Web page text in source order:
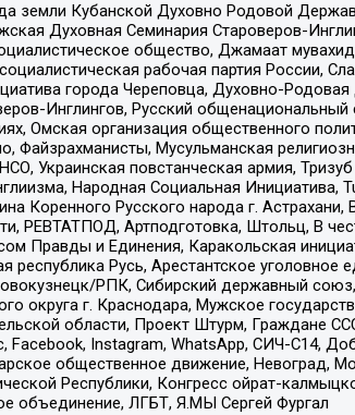
земли Кубанской Духовно Родовой
Духовная Семинария Староверов-
общество, Джамаат
рабочая партия России,
города Череповца, Духовно-
Инглингов, Русский
Омская организация общественного
Мусульманская
Украинская повстанческая армия,
Народная Социальная Инициатива,
Коренного Русского народа г.
РЕВТАТПОД, Артподготовка, Штольц, В
Правды и Единения, Каракольская
республика Русь, Арестантское
РПК, Сибирский державный
округа г. Краснодара, Мужское
области, Проект Штурм, Граждане
Facebook, Instagram, WhatsApp, СИЧ-С14,
общественное движение,
Республики, Конгресс ойрат-
объединение, ЛГБТ, Я.МЫ Сергей Фургал